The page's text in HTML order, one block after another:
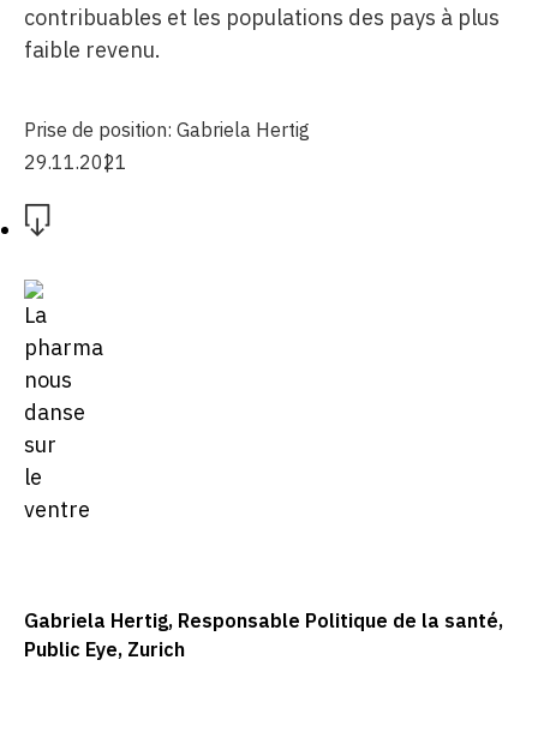
contribuables et les populations des pays à plus
faible revenu.
Prise de position: Gabriela Hertig
29.11.2021
Gabriela Hertig, Responsable Politique de la santé,
Public Eye, Zurich